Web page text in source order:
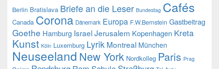
Berlin Bratislava Briefe an die Leser Bundestag Cafés
Canada Corona Dänemark Europa F.W.Bernstein Gastbeitrag
Goethe Hamburg IsraelJerusalem Kopenhagen Kreta
Kunst Köln Luxemburg Lyrik Montreal München
Neuseeland New York Nordkolleg Paris Prag